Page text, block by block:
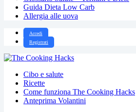
Guida Dieta Low Carb
Allergia alle uova
Accedi
Registrati
Cibo e salute
Ricette
Come funziona The Cooking Hacks
Anteprima Volantini